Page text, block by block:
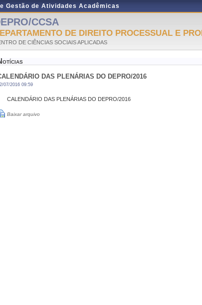
Gestão de Atividades Acadêmicas
CCSA
DE DIREITO PROCESSUAL E
DE CIÊNCIAS SOCIAIS APLICADAS
DAS PLENÁRIAS DO DEPRO/2016
07/2016 09:59
CALENDÁRIO DAS PLENÁRIAS DO DEPRO/2016
Baixar arquivo